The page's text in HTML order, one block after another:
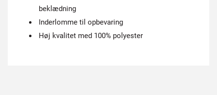
beklædning
Inderlomme til opbevaring
Høj kvalitet med 100% polyester